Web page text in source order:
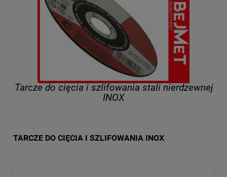
Tarcze do cięcia i szlifowania stali nierdzewnej
INOX
TARCZE DO CIĘCIA I SZLIFOWANIA INOX